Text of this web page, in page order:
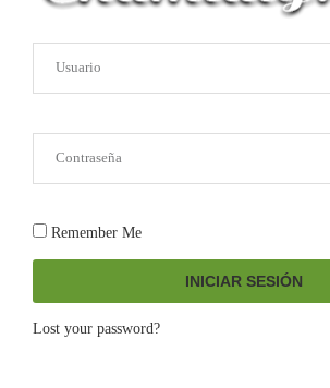
Remember Me
INICIAR SESIÓN
Lost your password?